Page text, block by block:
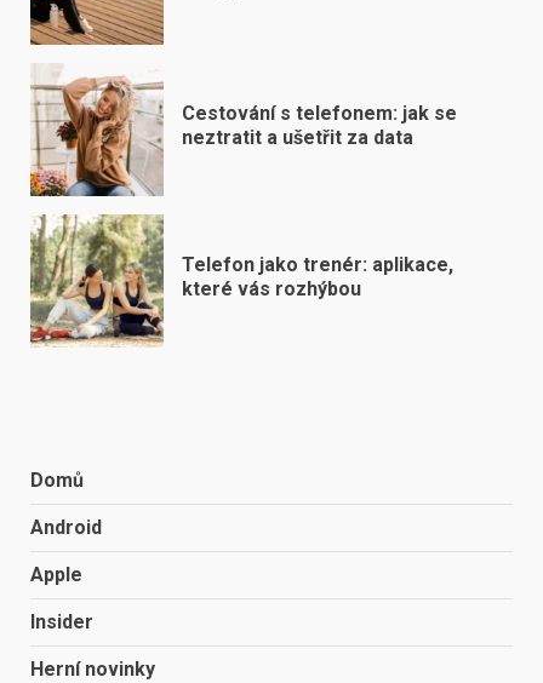
Cestování s telefonem: jak se
neztratit a ušetřit za data
Telefon jako trenér: aplikace,
které vás rozhýbou
Domů
Android
Apple
Insider
Herní novinky